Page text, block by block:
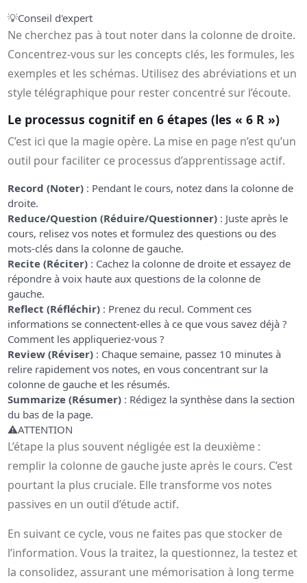
💡Conseil d'expert
Ne cherchez pas à tout noter dans la colonne de droite.
Concentrez-vous sur les concepts clés, les formules, les
exemples et les schémas. Utilisez des abréviations et un
style télégraphique pour rester concentré sur l’écoute.
Le processus cognitif en 6 étapes (les « 6 R »)
C’est ici que la magie opère. La mise en page n’est qu’un
outil pour faciliter ce processus d’apprentissage actif.
Record (Noter) : Pendant le cours, notez dans la colonne de
droite.
Reduce/Question (Réduire/Questionner) : Juste après le
cours, relisez vos notes et formulez des questions ou des
mots-clés dans la colonne de gauche.
Recite (Réciter) : Cachez la colonne de droite et essayez de
répondre à voix haute aux questions de la colonne de
gauche.
Reflect (Réfléchir) : Prenez du recul. Comment ces
informations se connectent-elles à ce que vous savez déjà ?
Comment les appliqueriez-vous ?
Review (Réviser) : Chaque semaine, passez 10 minutes à
relire rapidement vos notes, en vous concentrant sur la
colonne de gauche et les résumés.
Summarize (Résumer) : Rédigez la synthèse dans la section
du bas de la page.
⚠️ATTENTION
L’étape la plus souvent négligée est la deuxième :
remplir la colonne de gauche juste après le cours. C’est
pourtant la plus cruciale. Elle transforme vos notes
passives en un outil d’étude actif.
En suivant ce cycle, vous ne faites pas que stocker de
l’information. Vous la traitez, la questionnez, la testez et
la consolidez, assurant une mémorisation à long terme